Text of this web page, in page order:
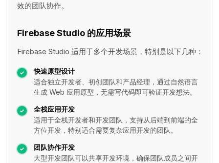
效的团队协作。
Firebase Studio 的应用场景
Firebase Studio 适用于多个开发场景，特别是以下几种：
快速原型设计
适合独立开发者、初创团队和产品经理，通过自然语言
生成 Web 应用原型，无需写代码即可验证开发想法。
全栈应用开发
适用于全栈开发者和开发团队，支持从后端到前端的全
方位开发，特别适合需要复杂应用开发的团队。
团队协作开发
大型开发团队可以共享开发环境，确保团队成员之间开